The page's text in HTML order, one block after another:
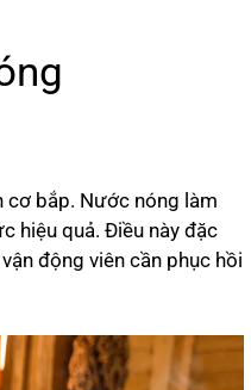
cơ bắp. Nước nóng làm
hiệu quả. Điều này đặc
động viên cần phục hồi